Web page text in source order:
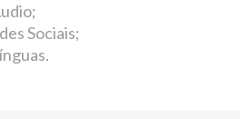
Sociais;